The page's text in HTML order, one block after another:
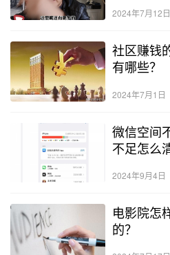
2024年7月12日
社区赚钱
有哪些？
2024年7月1日
微信空间
不足怎么
2024年9月4日
电影院怎
的？